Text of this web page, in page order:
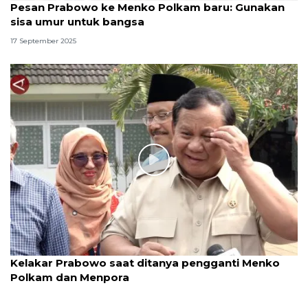
Pesan Prabowo ke Menko Polkam baru: Gunakan
sisa umur untuk bangsa
17 September 2025
Kelakar Prabowo saat ditanya pengganti Menko
Polkam dan Menpora